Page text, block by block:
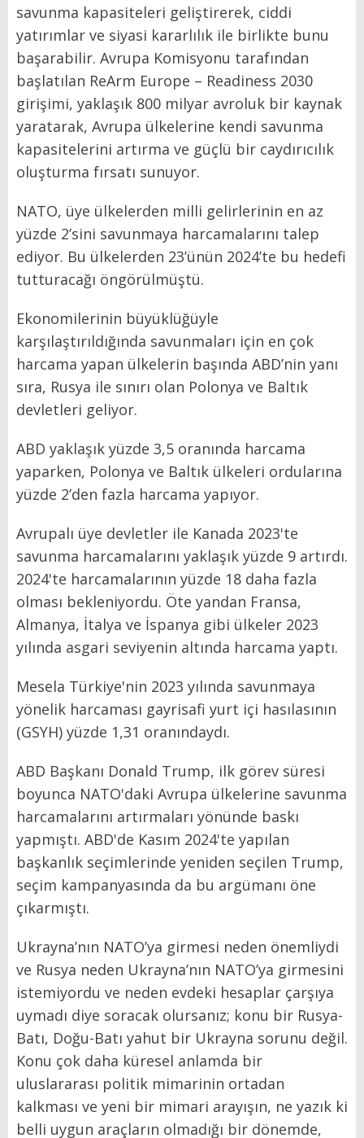
savunma kapasiteleri geliştirerek, ciddi
yatırımlar ve siyasi kararlılık ile birlikte bunu
başarabilir. Avrupa Komisyonu tarafından
başlatılan ReArm Europe – Readiness 2030
girişimi, yaklaşık 800 milyar avroluk bir kaynak
yaratarak, Avrupa ülkelerine kendi savunma
kapasitelerini artırma ve güçlü bir caydırıcılık
oluşturma fırsatı sunuyor.
NATO, üye ülkelerden milli gelirlerinin en az
yüzde 2’sini savunmaya harcamalarını talep
ediyor. Bu ülkelerden 23’ünün 2024’te bu hedefi
tutturacağı öngörülmüştü.
Ekonomilerinin büyüklüğüyle
karşılaştırıldığında savunmaları için en çok
harcama yapan ülkelerin başında ABD’nin yanı
sıra, Rusya ile sınırı olan Polonya ve Baltık
devletleri geliyor.
ABD yaklaşık yüzde 3,5 oranında harcama
yaparken, Polonya ve Baltık ülkeleri ordularına
yüzde 2’den fazla harcama yapıyor.
Avrupalı üye devletler ile Kanada 2023'te
savunma harcamalarını yaklaşık yüzde 9 artırdı.
2024'te harcamalarının yüzde 18 daha fazla
olması bekleniyordu. Öte yandan Fransa,
Almanya, İtalya ve İspanya gibi ülkeler 2023
yılında asgari seviyenin altında harcama yaptı.
Mesela Türkiye'nin 2023 yılında savunmaya
yönelik harcaması gayrisafi yurt içi hasılasının
(GSYH) yüzde 1,31 oranındaydı.
ABD Başkanı Donald Trump, ilk görev süresi
boyunca NATO'daki Avrupa ülkelerine savunma
harcamalarını artırmaları yönünde baskı
yapmıştı. ABD'de Kasım 2024'te yapılan
başkanlık seçimlerinde yeniden seçilen Trump,
seçim kampanyasında da bu argümanı öne
çıkarmıştı.
Ukrayna’nın NATO’ya girmesi neden önemliydi
ve Rusya neden Ukrayna’nın NATO’ya girmesini
istemiyordu ve neden evdeki hesaplar çarşıya
uymadı diye soracak olursanız; konu bir Rusya-
Batı, Doğu-Batı yahut bir Ukrayna sorunu değil.
Konu çok daha küresel anlamda bir
uluslararası politik mimarinin ortadan
kalkması ve yeni bir mimari arayışın, ne yazık ki
belli uygun araçların olmadığı bir dönemde,